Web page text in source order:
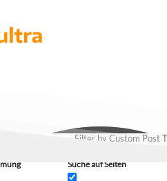
Filter by Custom Post
Suche auf Seiten